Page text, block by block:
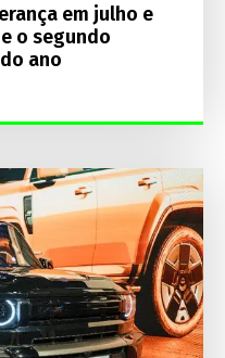
em julho e
o segundo
ano